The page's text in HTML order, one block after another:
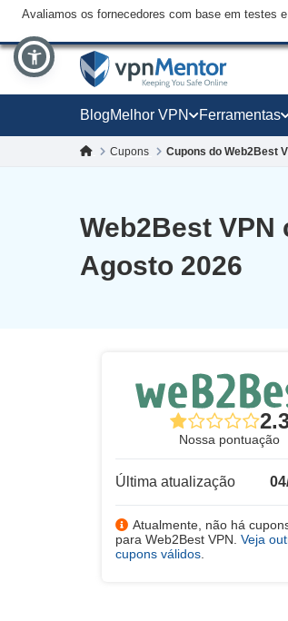
Avaliamos os fornecedores com base em testes
BlogMelhor VPN Ferramentas
Cupons Cupons do Web2Best
Web2Best
Agosto 2026
Nossa pontuação
Última atualização
Atualmente, não há
para Web2Best VPN. Veja
cupons válidos